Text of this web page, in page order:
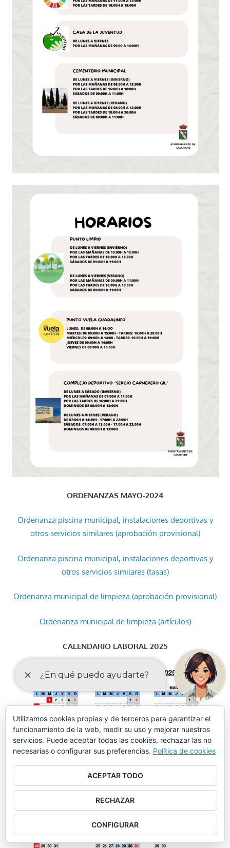
ORDENANZAS MAYO-2024
Ordenanza piscina municipal, instalaciones deportivas y
otros servicios similares (aprobación provisional)
Ordenanza piscina municipal, instalaciones deportivas y
otros servicios similares (tasas)
Ordenanza municipal de limpieza (aprobación provisional)
Ordenanza municipal de limpieza (artículos)
CALENDARIO LABORAL 2025
Utilizamos cookies propias y de terceros para garantizar el
funcionamiento de la web, medir su uso y mejorar nuestros
servicios. Puede aceptar todas las cookies, rechazar las no
necesarias o configurar sus preferencias. Política de cookies
ACEPTAR TODO
RECHAZAR
CONFIGURAR